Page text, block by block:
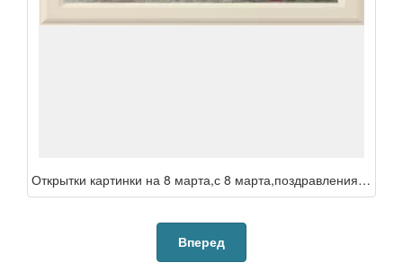
Открытки картинки на 8 марта,с 8 марта,поздравления на 8 марта,с 8 марта для бабушки,для мамы,для подруги,в стихах,прикольные ,
Вперед